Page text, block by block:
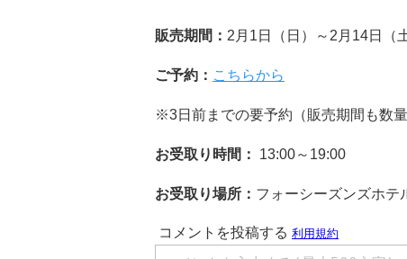
販売期間： 2月1日（日）～2月14日（土
ご予約： こちらから
※3日前までの要予約（販売期間も数
お受取り時間： 13:00～19:00
お受取り場所： フォーシーズンズホテ